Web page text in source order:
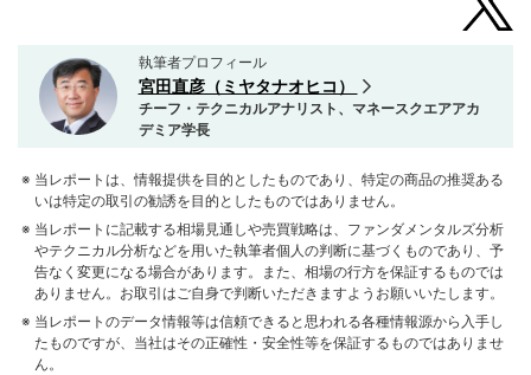
執筆者プロフィール
宮田直彦（ミヤタナオヒコ）
チーフ・テクニカルアナリスト、マネースクエアアカ
デミア学長
当レポートは、情報提供を目的としたものであり、特定の商品の推奨ある
いは特定の取引の勧誘を目的としたものではありません。
当レポートに記載する相場見通しや売買戦略は、ファンダメンタルズ分析
やテクニカル分析などを用いた執筆者個人の判断に基づくものであり、予
告なく変更になる場合があります。また、相場の行方を保証するものでは
ありません。お取引はご自身で判断いただきますようお願いいたします。
当レポートのデータ情報等は信頼できると思われる各種情報源から入手し
たものですが、当社はその正確性・安全性等を保証するものではありませ
ん。